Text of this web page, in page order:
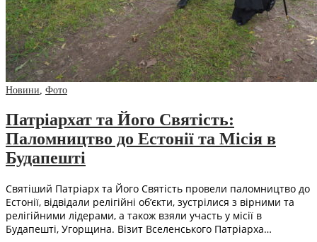
Новини Фото
Патріархат та Його Святість:
Паломництво до Естонії та Місія в
Будапешті
Святіший Патріарх та Його Святість провели паломництво до
Естонії, відвідали релігійні об’єкти, зустрілися з вірними та
релігійними лідерами, а також взяли участь у місії в
Будапешті, Угорщина. Візит Вселенського Патріарха…